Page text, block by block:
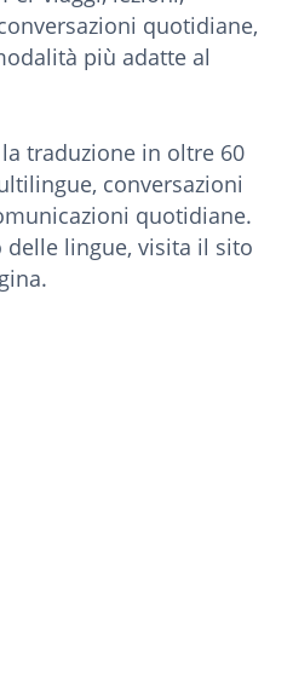
quotidiane,
più adatte al
traduzione in oltre 60
conversazioni
quotidiane.
lingue, visita il sito